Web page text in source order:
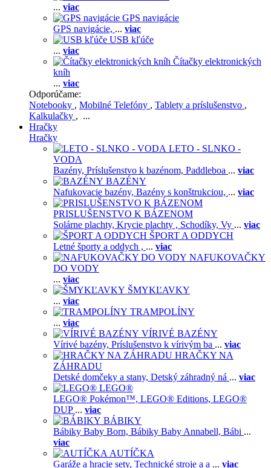
... viac
GPS navigácie
GPS navigácie, ... viac
USB kľúče
... viac
Čítačky elektronických
kníh
... viac
Odporúčame:
Notebooky , Mobilné Telefóny , Tablety a príslušenstvo ,
Kalkulačky , ...
Hračky
Hračky
LETO - SLNKO -
VODA
Bazény, Príslušenstvo k bazénom, Paddleboa ... viac
BAZÉNY
Nafukovacie bazény, Bazény s konštrukciou, ... viac
PRISLUŠENSTVO K BÁZENOM
Solárne plachty, Krycie plachty , Schodíky, Vy ... viac
ŠPORT A ODDYCH
Letné športy a oddych , ... viac
NAFUKOVAČKY
DO VODY
... viac
ŠMYKĽAVKY
... viac
TRAMPOLÍNY
... viac
VÍRIVÉ BAZÉNY
Vírivé bazény, Príslušenstvo k vírivým ba ... viac
HRAČKY NA
ZÁHRADU
Detské domčeky a stany, Detský záhradný ná ... viac
LEGO®
LEGO® Pokémon™, LEGO® Editions, LEGO®
DUP ... viac
BÁBIKY
Bábiky Baby Born, Bábiky Baby Annabell, Bábi ...
viac
AUTÍČKA
Garáže a hracie sety, Technické stroje a a ... viac